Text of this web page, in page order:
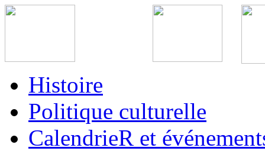
Histoire
Politique culturelle
CalendrieR et